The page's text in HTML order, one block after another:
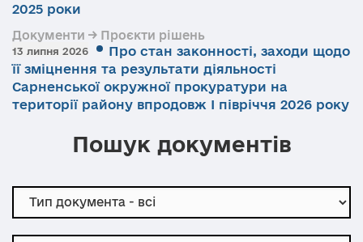
2025 роки
Документи → Проєкти рішень
13 липня 2026
Про стан законності, заходи щодо
її зміцнення та результати діяльності
Сарненської окружної прокуратури на
території району впродовж І півріччя 2026 року
Пошук документів